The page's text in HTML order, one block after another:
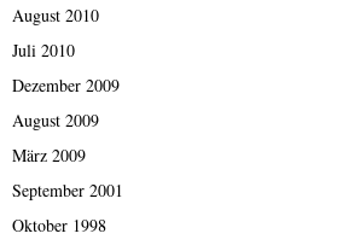
August 2010
Juli 2010
Dezember 2009
August 2009
März 2009
September 2001
Oktober 1998